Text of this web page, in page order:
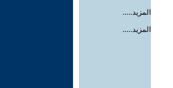
المزيد.....
المزيد.....